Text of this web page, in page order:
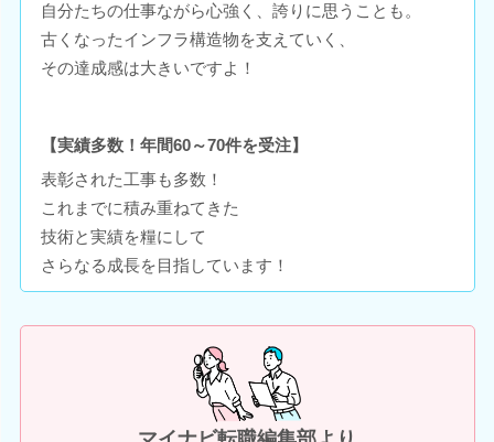
自分たちの仕事ながら心強く、誇りに思うことも。
古くなったインフラ構造物を支えていく、
その達成感は大きいですよ！
【実績多数！年間60～70件を受注】
表彰された工事も多数！
これまでに積み重ねてきた
技術と実績を糧にして
さらなる成長を目指しています！